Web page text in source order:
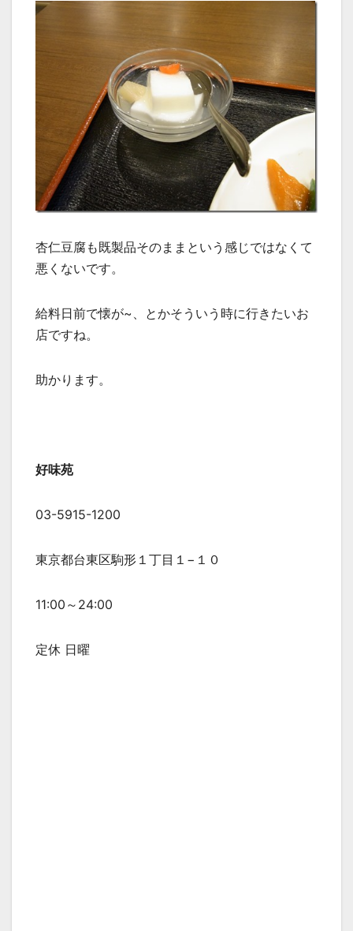
杏仁豆腐も既製品そのままという感じではなくて
悪くないです。
給料日前で懐が~、とかそういう時に行きたいお
店ですね。
助かります。
好味苑
03-5915-1200
東京都台東区駒形１丁目１−１０
11:00～24:00
定休 日曜